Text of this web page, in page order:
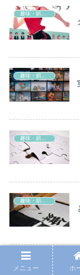
趣味・娯楽・スポーツ
趣味・娯楽・スポーツ
メニュー ホ